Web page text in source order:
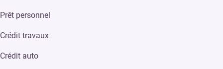
Prêt personnel
Crédit travaux
Crédit auto